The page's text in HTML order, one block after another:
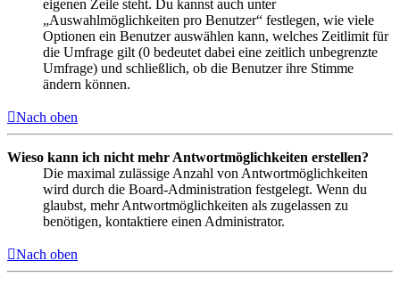
eigenen Zeile steht. Du kannst auch unter
„Auswahlmöglichkeiten pro Benutzer“ festlegen, wie viele
Optionen ein Benutzer auswählen kann, welches Zeitlimit für
die Umfrage gilt (0 bedeutet dabei eine zeitlich unbegrenzte
Umfrage) und schließlich, ob die Benutzer ihre Stimme
ändern können.
Nach oben
Wieso kann ich nicht mehr Antwortmöglichkeiten erstellen?
Die maximal zulässige Anzahl von Antwortmöglichkeiten
wird durch die Board-Administration festgelegt. Wenn du
glaubst, mehr Antwortmöglichkeiten als zugelassen zu
benötigen, kontaktiere einen Administrator.
Nach oben